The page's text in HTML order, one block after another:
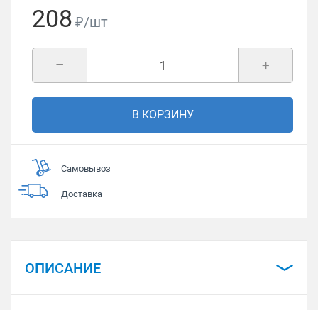
208 ₽/шт
+
–
В КОРЗИНУ
Самовывоз
Доставка
ОПИСАНИЕ